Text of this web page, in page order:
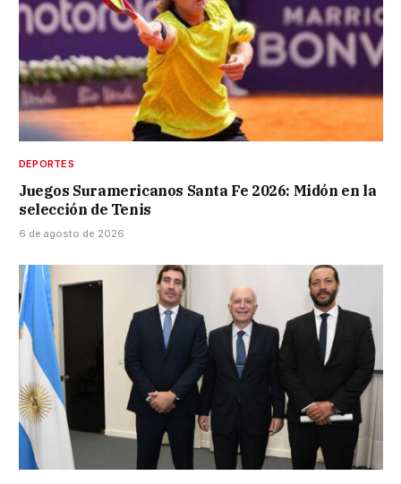
DEPORTES
Juegos Suramericanos Santa Fe 2026: Midón en la
selección de Tenis
6 de agosto de 2026